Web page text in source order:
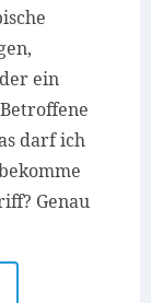
ein
darf ich
Genau